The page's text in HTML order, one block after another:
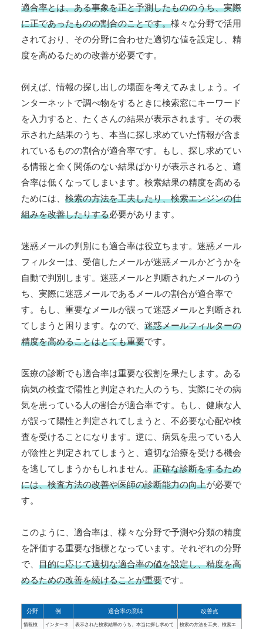
適合率とは、ある事象を正と予測したもののうち、実際
に正であったものの割合のことです。様々な分野で活用
されており、その分野に合わせた適切な値を設定し、精
度を高めるための改善が必要です。
例えば、情報の探し出しの場面を考えてみましょう。イ
ンターネットで調べ物をするときに検索窓にキーワード
を入力すると、たくさんの結果が表示されます。その表
示された結果のうち、本当に探し求めていた情報が含ま
れているものの割合が適合率です。もし、探し求めてい
る情報と全く関係のない結果ばかりが表示されると、適
合率は低くなってしまいます。検索結果の精度を高める
ためには、 検索の方法を工夫したり、検索エンジンの仕
組みを改善したりする必要があります。
迷惑メールの判別にも適合率は役立ちます。迷惑メール
フィルターは、受信したメールが迷惑メールかどうかを
自動で判別します。迷惑メールと判断されたメールのう
ち、実際に迷惑メールであるメールの割合が適合率で
す。もし、重要なメールが誤って迷惑メールと判断され
てしまうと困ります。なので、 迷惑メールフィルターの
精度を高めることはとても重要です。
医療の診断でも適合率は重要な役割を果たします。ある
病気の検査で陽性と判定された人のうち、実際にその病
気を患っている人の割合が適合率です。もし、健康な人
が誤って陽性と判定されてしまうと、不必要な心配や検
査を受けることになります。逆に、病気を患っている人
が陰性と判定されてしまうと、適切な治療を受ける機会
を逃してしまうかもしれません。 正確な診断をするため
には、検査方法の改善や医師の診断能力の向上が必要で
す。
このように、適合率は、様々な分野で予測や分類の精度
を評価する重要な指標となっています。それぞれの分野
で、 目的に応じて適切な適合率の値を設定し、精度を高
めるための改善を続けることが重要です。
分野 例 適合率の意味 改善点
情報検
インターネ
表示された検索結果のうち、本当に探し求めて
検索の方法を工夫、検索エ